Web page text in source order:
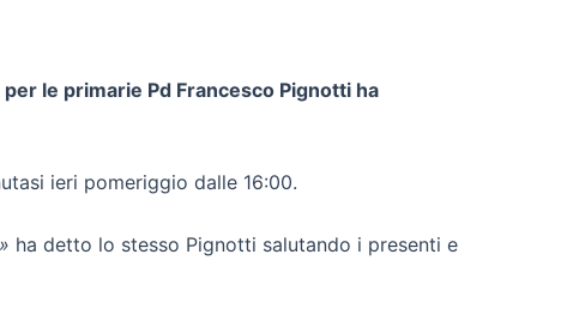
le primarie Pd Francesco Pignotti ha
ieri pomeriggio dalle 16:00.
ha detto lo stesso Pignotti salutando i presenti e